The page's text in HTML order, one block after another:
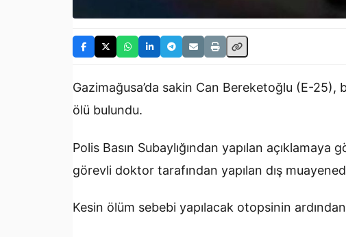
Gazimağusa’da sakin Can Bereketoğlu (E-25),
ölü bulundu.
Polis Basın Subaylığından yapılan
görevli doktor tarafından yapılan dış
Kesin ölüm sebebi yapılacak otopsinin